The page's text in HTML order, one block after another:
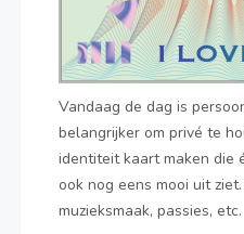
Vandaag de dag is
belangrijker om privé te
identiteit kaart maken die
ook nog eens mooi uit
muzieksmaak, passies, etc.